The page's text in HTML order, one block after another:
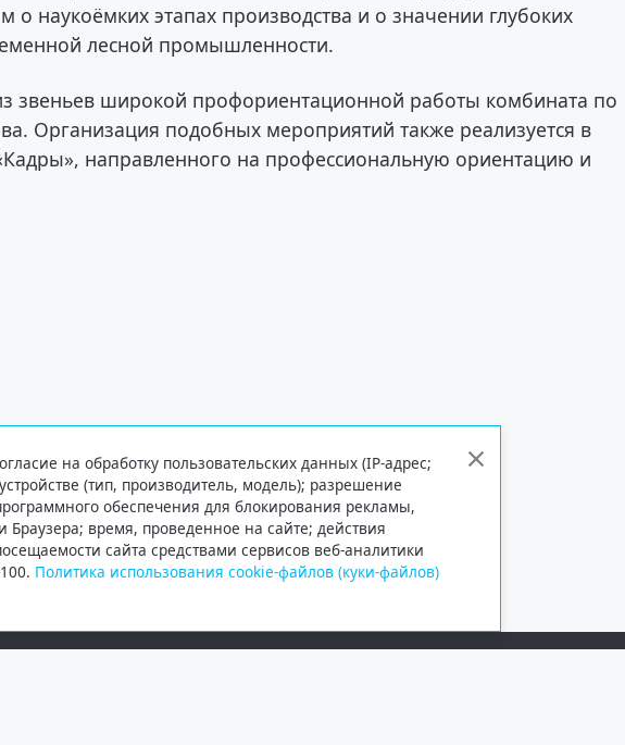
о наукоёмких этапах производства и о значении глубоких
лесной промышленности.
звеньев широкой профориентационной работы комбината по
Организация подобных мероприятий также реализуется в
направленного на профессиональную ориентацию и
на обработку пользовательских данных (IP-адрес;
(тип, производитель, модель); разрешение
обеспечения для блокирования рекламы,
время, проведенное на сайте; действия
сайта средствами сервисов веб-аналитики
Политика использования cookie-файлов (куки-файлов)